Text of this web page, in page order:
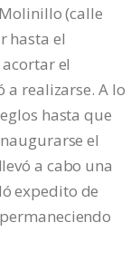
(calle
hasta el
el
a realizarse. A lo
hasta que
el
a cabo una
expedito de